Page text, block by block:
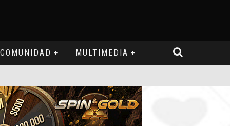
COMUNIDAD MULTIMEDIA